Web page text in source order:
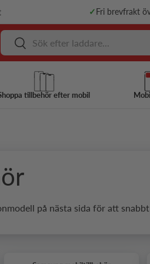
✓ Fri brevfrakt
Sök Sök
tillbehör efter mobil
på nästa sida för att